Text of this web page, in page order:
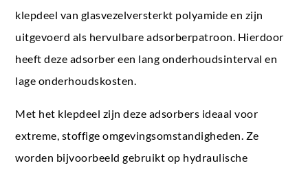
klepdeel van glasvezelversterkt polyamide en zijn
uitgevoerd als hervulbare adsorberpatroon. Hierdoor
heeft deze adsorber een lang onderhoudsinterval en
lage onderhoudskosten.
Met het klepdeel zijn deze adsorbers ideaal voor
extreme, stoffige omgevingsomstandigheden. Ze
worden bijvoorbeeld gebruikt op hydraulische